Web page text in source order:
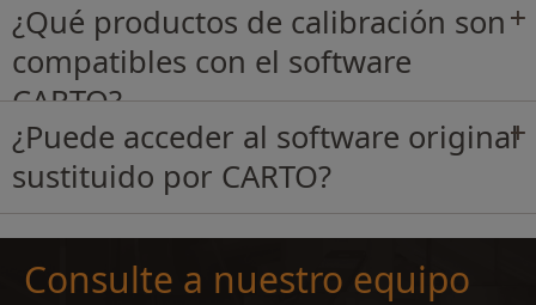
¿Qué productos de calibración son
compatibles con el software
CARTO?
¿Puede acceder al software original
sustituido por CARTO?
Consulte a nuestro equipo